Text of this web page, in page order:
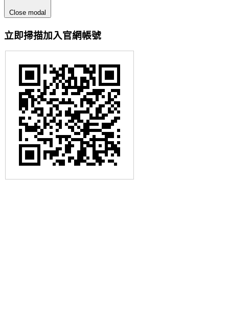
Close modal
立即掃描加入官網帳號